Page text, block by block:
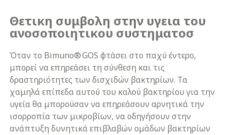
Θετικη συμβολη στην υγεια του
ανοσοποιητικου συστηματοσ
Όταν το Bimuno® GOS φτάσει στο παχύ έντερο,
μπορεί να επηρεάσει τη σύνθεση και τις
δραστηριότητες των δισχιδών βακτηρίων. Τα
χαμηλά επίπεδα αυτού του καλού βακτηρίου για την
υγεία θα μπορούσαν να επηρεάσουν αρνητικά την
ισορροπία των μικροβίων, να οδηγήσουν στην
ανάπτυξη δυνητικά επιβλαβών ομάδων βακτηρίων